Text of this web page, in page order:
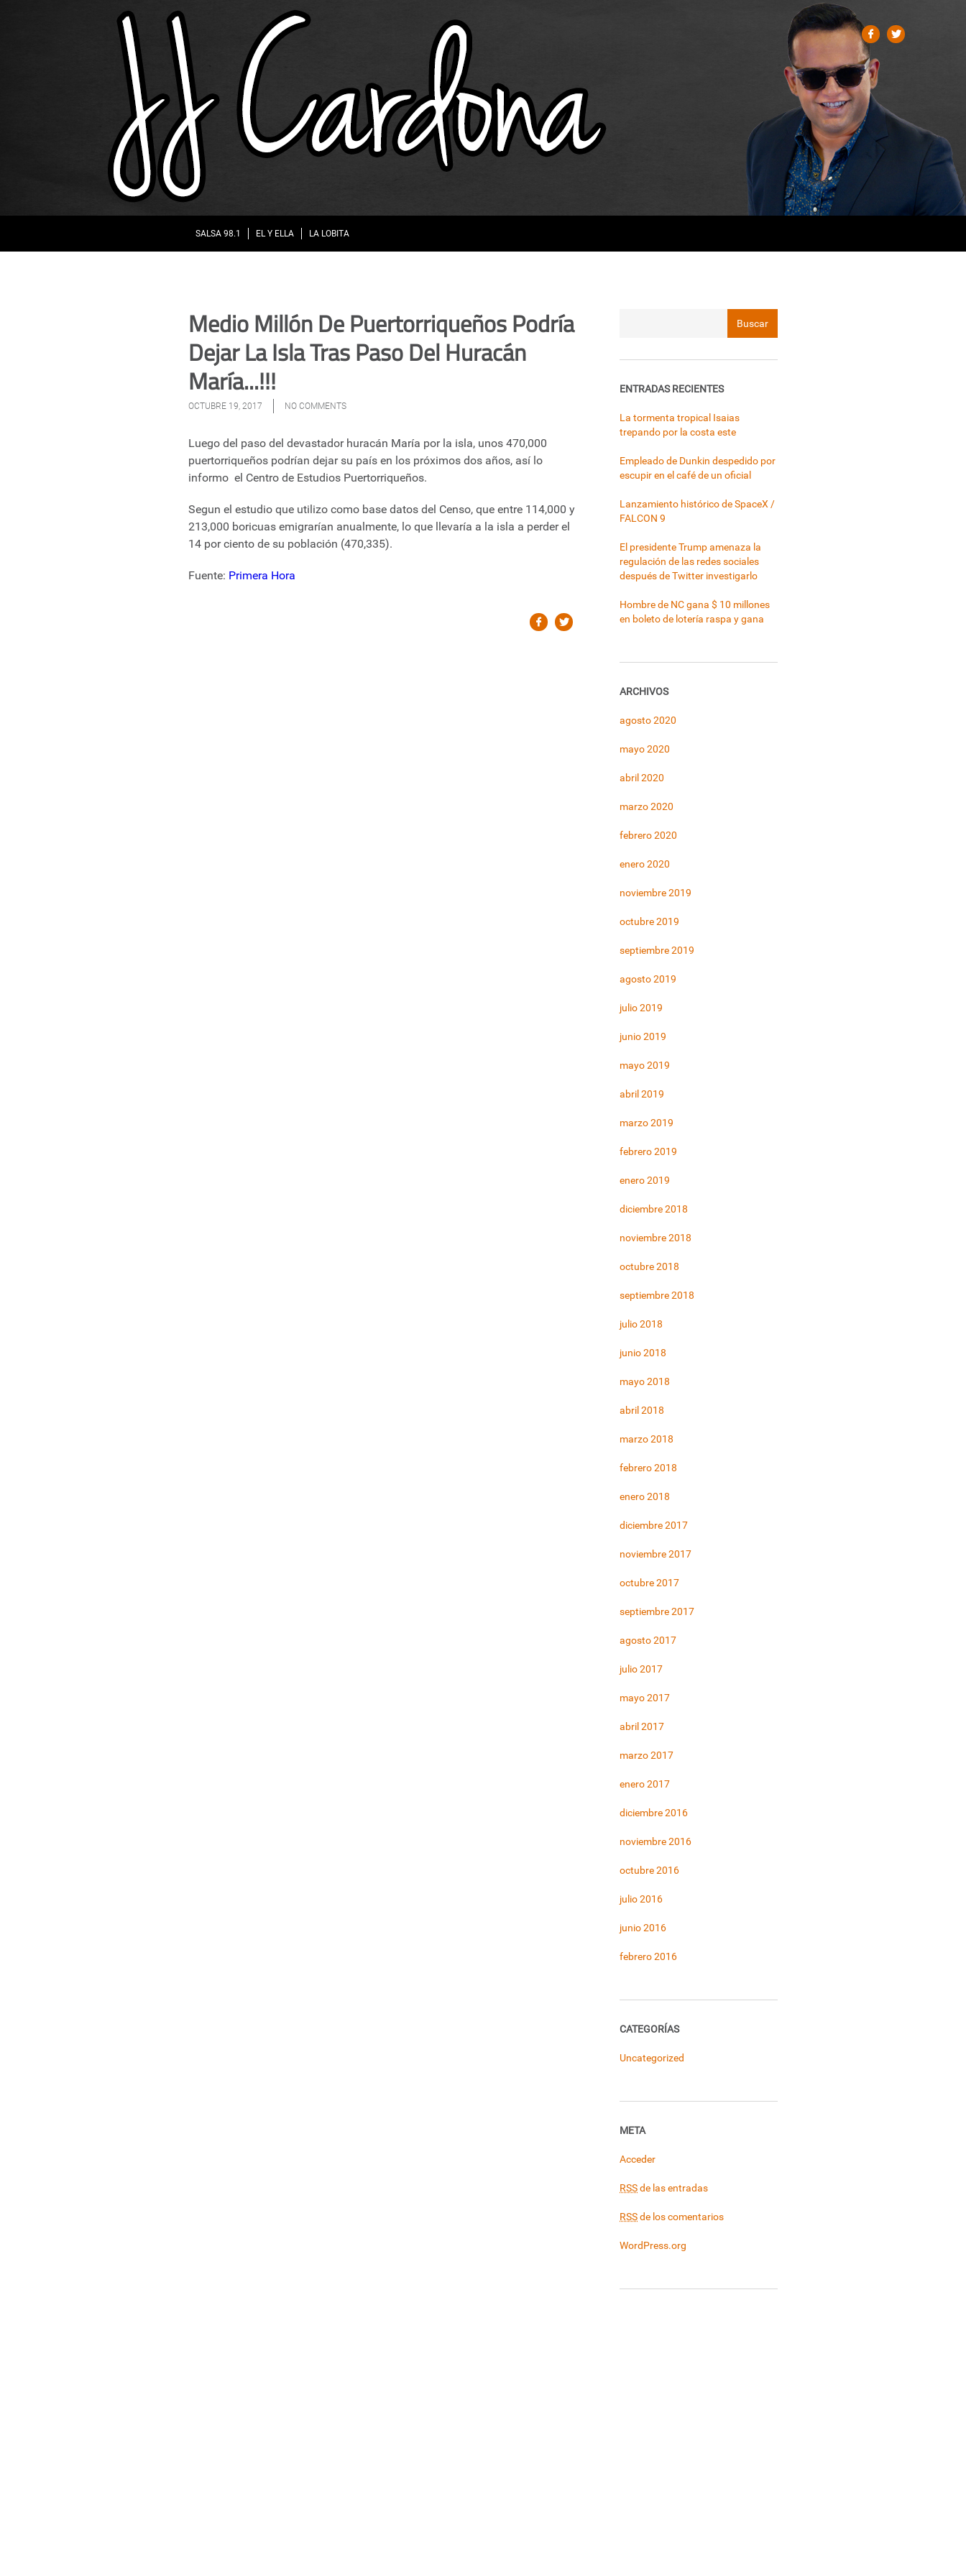
SALSA 98.1 EL Y ELLA LA LOBITA
Medio Millón De Puertorriqueños Podría
Dejar La Isla Tras Paso Del Huracán
María...!!!
OCTUBRE 19, 2017 NO COMMENTS
Luego del paso del devastador huracán María por la isla, unos 470,000
puertorriqueños podrían dejar su país en los próximos dos años, así lo
informo el Centro de Estudios Puertorriqueños.
Segun el estudio que utilizo como base datos del Censo, que entre 114,000 y
213,000 boricuas emigrarían anualmente, lo que llevaría a la isla a perder el
14 por ciento de su población (470,335).
Fuente: Primera Hora
ENTRADAS RECIENTES
La tormenta tropical Isaias
trepando por la costa este
Empleado de Dunkin despedido por
escupir en el café de un oficial
Lanzamiento histórico de SpaceX /
FALCON 9
El presidente Trump amenaza la
regulación de las redes sociales
después de Twitter investigarlo
Hombre de NC gana $ 10 millones
en boleto de lotería raspa y gana
ARCHIVOS
agosto 2020
mayo 2020
abril 2020
marzo 2020
febrero 2020
enero 2020
noviembre 2019
octubre 2019
septiembre 2019
agosto 2019
julio 2019
junio 2019
mayo 2019
abril 2019
marzo 2019
febrero 2019
enero 2019
diciembre 2018
noviembre 2018
octubre 2018
septiembre 2018
julio 2018
junio 2018
mayo 2018
abril 2018
marzo 2018
febrero 2018
enero 2018
diciembre 2017
noviembre 2017
octubre 2017
septiembre 2017
agosto 2017
julio 2017
mayo 2017
abril 2017
marzo 2017
enero 2017
diciembre 2016
noviembre 2016
octubre 2016
julio 2016
junio 2016
febrero 2016
CATEGORÍAS
Uncategorized
META
Acceder
RSSde las entradas
RSSde los comentarios
WordPress.org